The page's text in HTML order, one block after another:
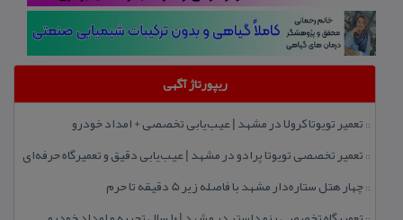
ریپورتاژ آگهی
:: تعمیر تویوتا كرولا در مشهد | عیب‌یابی تخصصی + امداد خودرو
:: تعمیر تخصصی تویوتا پرادو در مشهد | عیب‌یابی دقیق و تعمیرگاه حرفه‌ای
::چهار هتل‌ ستاره‌دار مشهد با فاصله زیر 5 دقیقه تا حرم